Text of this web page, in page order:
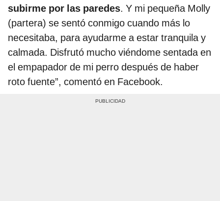
subirme por las paredes. Y mi pequeña Molly
(partera) se sentó conmigo cuando más lo
necesitaba, para ayudarme a estar tranquila y
calmada. Disfrutó mucho viéndome sentada en
el empapador de mi perro después de haber
roto fuente”, comentó en Facebook.